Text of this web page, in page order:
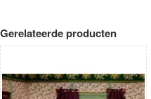
Gerelateerde producten